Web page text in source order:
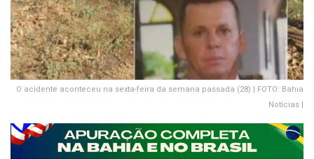
O acidente aconteceu na sexta-feira da semana passada (28) | FOTO: Bahia
Notícias |